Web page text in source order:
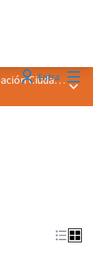
EntraDistinción &quot;Buena Práctica en Participación Ciudadana&quot; 2024